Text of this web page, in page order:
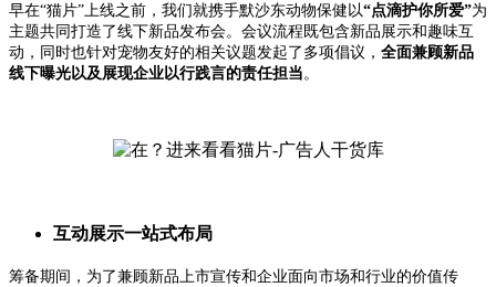
早在“猫片”上线之前，我们就携手默沙东动物保健以“点滴护你所爱”为
主题共同打造了线下新品发布会。会议流程既包含新品展示和趣味互
动，同时也针对宠物友好的相关议题发起了多项倡议， 全面兼顾新品
线下曝光以及展现企业以行践言的责任担当 。
互动展示一站式布局
筹备期间，为了兼顾新品上市宣传和企业面向市场和行业的价值传